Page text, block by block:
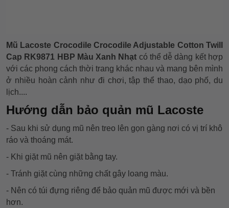
Mũ Lacoste Crocodile Crocodile Adjustable Cotton Twill
Cap RK9871 HBP Màu Xanh Nhạt có thể dễ dàng kết hợp
với các phong cách thời trang khác nhau và mang bên mình
ở nhiều hoàn cảnh như đi chơi, tập thể thao, dạo phố, du
lịch....
Hướng dẫn bảo quản mũ Lacoste
- Sau khi sử dụng mũ nên treo lên gọn gàng nơi có vị trí khô
ráo và thoáng mát.
- Khi giặt mũ nên giặt bằng tay.
- Tránh giặt cùng những chất gây loang màu.
- Nên có túi đựng riêng để bảo quản mũ được mới và bền
hơn.